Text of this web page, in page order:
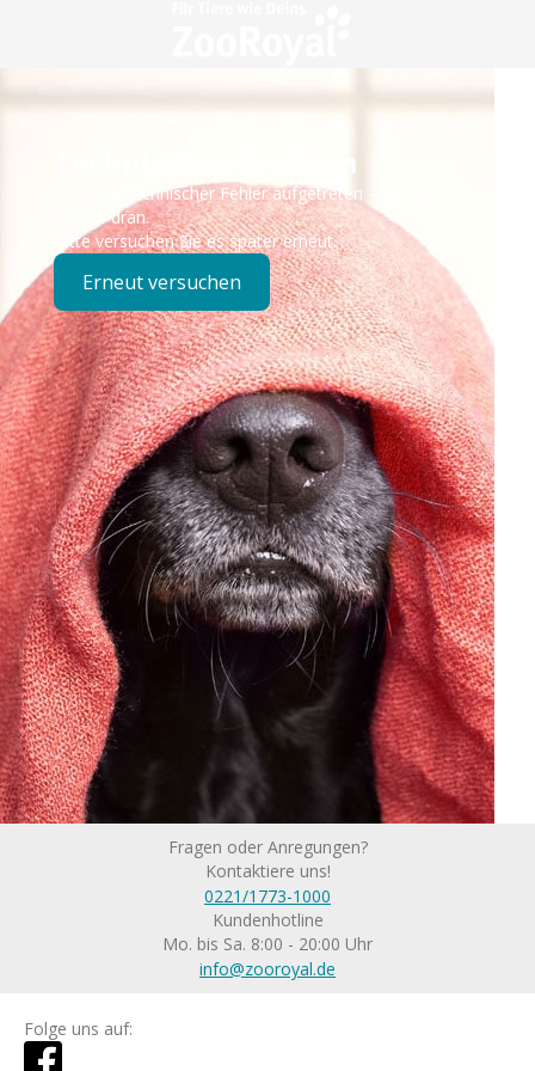
Technisches Problem
Es ist ein technischer Fehler aufgetreten – wir sind
bereits dran.
Bitte versuchen Sie es später erneut.
Erneut versuchen
Fragen oder Anregungen?
Kontaktiere uns!
0221/1773-1000
Kundenhotline
Mo. bis Sa. 8:00 - 20:00 Uhr
info@zooroyal.de
Folge uns auf: